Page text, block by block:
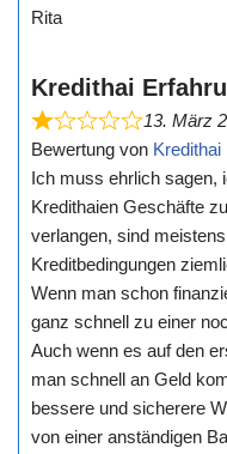
Rita
Kredithai
13. März
Bewertung von Kredithai
Ich muss ehrlich sagen,
Kredithaien Geschäfte
verlangen, sind
Kreditbedingungen
Wenn man schon
ganz schnell zu einer
Auch wenn es auf den
man schnell an Geld
bessere und sicherere
von einer anständigen